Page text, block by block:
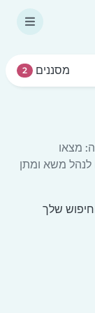
מסננים 2
מצאו
לנהל משא ומתן